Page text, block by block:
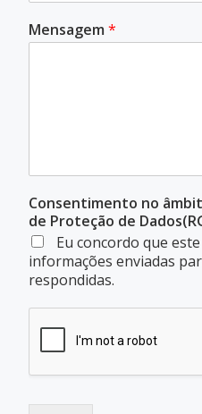
Mensagem *
Consentimento no
de Proteção de
Eu concordo que
informações enviadas
respondidas.